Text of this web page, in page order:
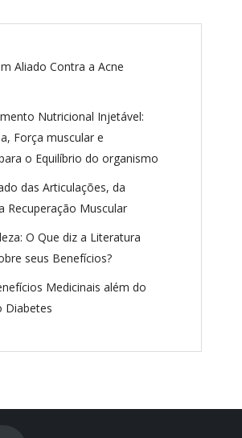
Aliado Contra a Acne
Nutricional Injetável:
Força muscular e
o Equilíbrio do organismo
das Articulações, da
Recuperação Muscular
O Que diz a Literatura
seus Benefícios?
Medicinais além do
Diabetes